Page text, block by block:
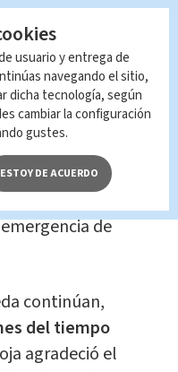
cerca del
de
reiteró el
para evitar
y a reportar
de
continúan,
del tiempo
agradeció el
usuario y entrega de
navegando el sitio,
dicha tecnología, según
cambiar la configuración
gustes.
ESTOY DE ACUERDO